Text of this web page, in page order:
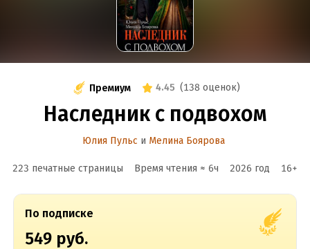
Премиум 4.45 (138 оценок)
Наследник с подвохом
Юлия Пульс и Мелина Боярова
223 печатные страницы Время чтения ≈ 6ч 2026 год 16+
По подписке
549 руб.